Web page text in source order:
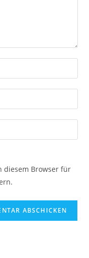
diesem Browser für